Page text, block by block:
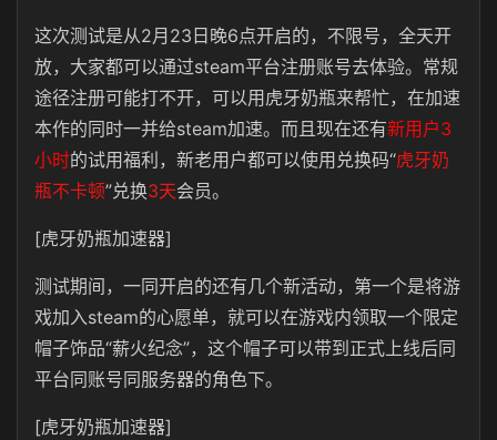
这次测试是从2月23日晚6点开启的，不限号，全天开
放，大家都可以通过steam平台注册账号去体验。常规
途径注册可能打不开，可以用虎牙奶瓶来帮忙，在加速
本作的同时一并给steam加速。而且现在还有新用户3
小时的试用福利，新老用户都可以使用兑换码“虎牙奶
瓶不卡顿”兑换3天会员。
[虎牙奶瓶加速器]
测试期间，一同开启的还有几个新活动，第一个是将游
戏加入steam的心愿单，就可以在游戏内领取一个限定
帽子饰品“薪火纪念”，这个帽子可以带到正式上线后同
平台同账号同服务器的角色下。
[虎牙奶瓶加速器]